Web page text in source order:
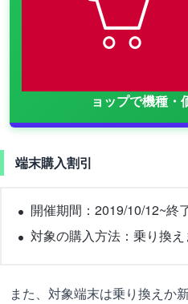
ョップで機種・
端末購入割引
開催期間：2019/10/12~終
対象の購入方法：乗り換
また、対象端末は乗り換えか